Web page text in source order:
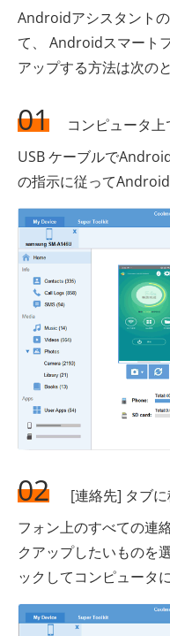
Androidアシスタント
て、 Androidスマート
アップする方法は次の
01
コンピュータ
USB ケーブルで
の指示に従ってAndroid
02
[連絡先] タブ
フォン上のすべての連
クアップしたいものを
ックしてコンピュータ